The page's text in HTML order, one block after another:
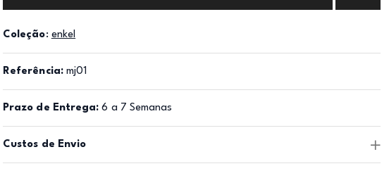
Coleção: enkel
Referência: mj01
Prazo de Entrega: 6 a 7 Semanas
Custos de Envio